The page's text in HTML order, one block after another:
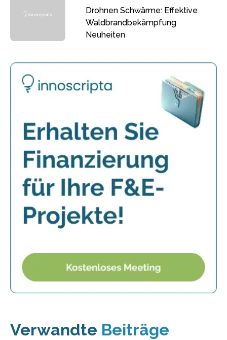
Drohnen Schwärme: Effektive
Waldbrandbekämpfung
Neuheiten
Verwandte Beiträge